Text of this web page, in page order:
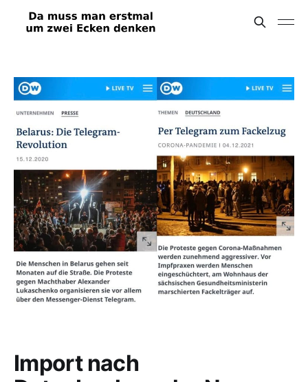
Import nach